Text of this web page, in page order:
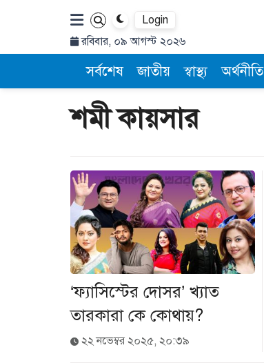
Login
রবিবার, ০৯ আগস্ট ২০২৬
সর্বশেষ জাতীয় স্বাস্থ্য অর্থনীতি
শমী কায়সার
‘ফ্যাসিস্টের দোসর’ খ্যাত
তারকারা কে কোথায়?
২২ নভেম্বর ২০২৫, ২০:৩৯